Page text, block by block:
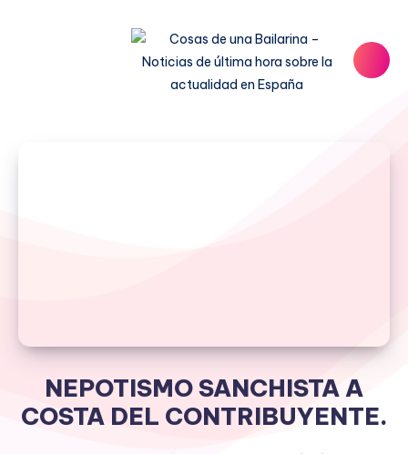
NEPOTISMO SANCHISTA A
COSTA DEL CONTRIBUYENTE.